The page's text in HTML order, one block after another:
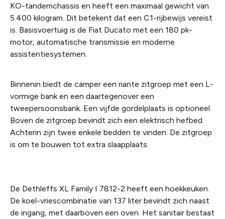
KO-tandemchassis en heeft een maximaal gewicht van
5.400 kilogram. Dit betekent dat een C1-rijbewijs vereist
is. Basisvoertuig is de Fiat Ducato met een 180 pk-
motor, automatische transmissie en moderne
assistentiesystemen.
Binnenin biedt de camper een riante zitgroep met een L-
vormige bank en een daartegenover een
tweepersoonsbank. Een vijfde gordelplaats is optioneel.
Boven de zitgroep bevindt zich een elektrisch hefbed.
Achterin zijn twee enkele bedden te vinden. De zitgroep
is om te bouwen tot extra slaapplaats.
De Dethleffs XL Family I 7812-2 heeft een hoekkeuken.
De koel-vriescombinatie van 137 liter bevindt zich naast
de ingang, met daarboven een oven. Het sanitair bestaat